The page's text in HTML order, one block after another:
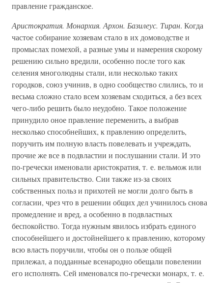
правление гражданское.
Аристократия. Монархия. Архон. Базилеус. Тиран. Когда
частое собирание хозяевам стало в их домоводстве и
промыслах помехой, а разные умы и намерения скорому
решению сильно вредили, особенно после того как
селения многолюдны стали, или несколько таких
городков, союз учинив, в одно сообщество слились, то и
весьма сложно стало всем хозяевам сходиться, а без всех
чего-либо решить было неудобно. Такое положение
принудило оное правление переменить, а выбрав
несколько способнейших, к правлению определить,
поручить им полную власть повелевать и учреждать,
прочие же все в подвластии и послушании стали. И это
по-гречески именовали аристократия, т. е. вельмож или
сильных правительство. Сии также из-за своих
собственных польз и прихотей не могли долго быть в
согласии, чрез что в решении общих дел учинилось снова
промедление и вред, а особенно в подвластных
беспокойство. Тогда нужным явилось избрать единого
способнейшего и достойнейшего к правлению, которому
всю власть поручили, чтобы он о пользе общей
прилежал, а подданные всенародно обещали повелении
его исполнять. Сей именовался по-гречески монарх, т. е.